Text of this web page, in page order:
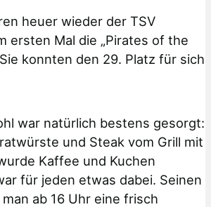
heuer wieder der TSV
ersten Mal die „Pirates of the
konnten den 29. Platz für sich
war natürlich bestens gesorgt:
und Steak vom Grill mit
Kaffee und Kuchen
für jeden etwas dabei. Seinen
ab 16 Uhr eine frisch